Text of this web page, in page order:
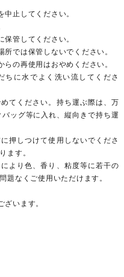
中止してください。
保管してください。
所では保管しないでください。
らの再使用はおやめください。
ちに水でよく洗い流してくださ
てください。持ち運ぶ際は、万
ッグ等に入れ、縦向きで持ち運
押しつけて使用しないでくださ
ます。
より色、香り、粘度等に若干の
題なくご使用いただけます。
ざいます。